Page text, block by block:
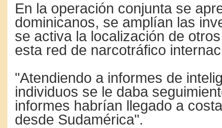
En la operación conjunta se
dominicanos, se amplían las
se activa la localización de
esta red de narcotráfico
"Atendiendo a informes de
individuos se le daba
informes habrían llegado a
desde Sudamérica".